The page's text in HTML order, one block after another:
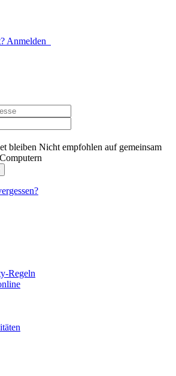
Anmelden
bleiben Nicht empfohlen auf gemeinsam
Regeln